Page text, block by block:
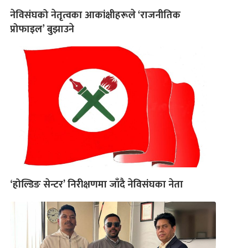
नेविसंघको नेतृत्वका आकांक्षीहरूले ‘राजनीतिक
प्रोफाइल’ बुझाउने
‘होल्डिङ सेन्टर’ निरीक्षणमा जाँदै नेविसंघका नेता